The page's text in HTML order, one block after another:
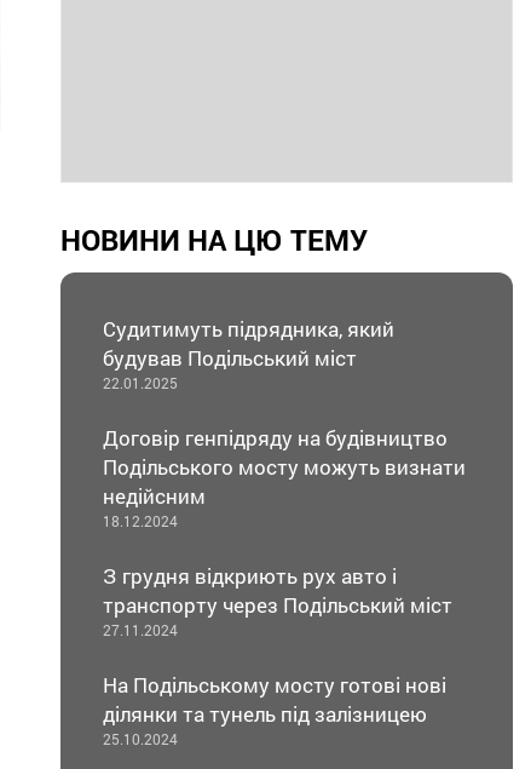
НОВИНИ НА ЦЮ ТЕМУ
Судитимуть підрядника, який
будував Подільський міст
22.01.2025
Договір генпідряду на будівництво
Подільського мосту можуть визнати
недійсним
18.12.2024
З грудня відкриють рух авто і
транспорту через Подільський міст
27.11.2024
На Подільському мосту готові нові
ділянки та тунель під залізницею
25.10.2024